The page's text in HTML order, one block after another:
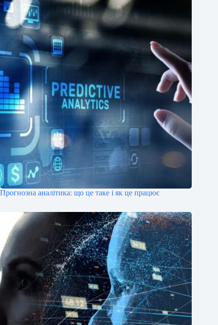
Прогнозна аналітика: що це таке і як це працює